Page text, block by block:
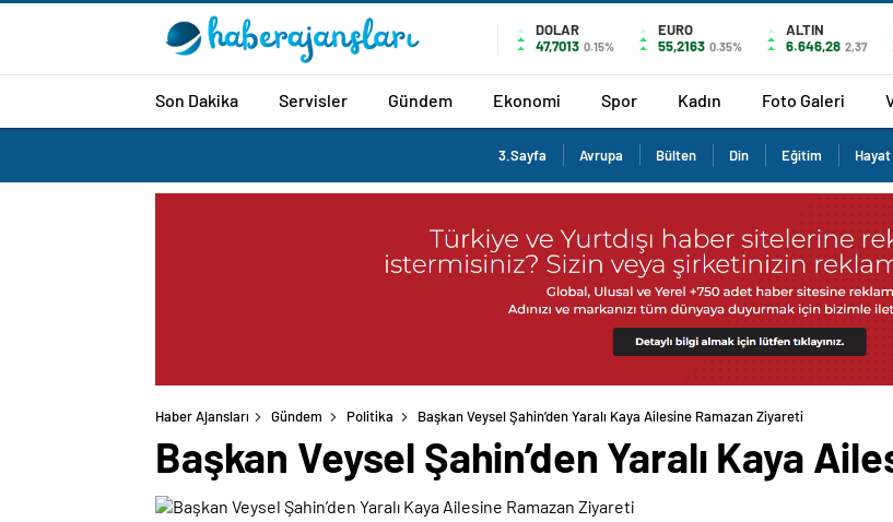
DOLAR
47,7013 0.15%
EURO
55,2163 0.35%
ALTIN
6.646,28 2,37
Son Dakika Servisler Gündem Ekonomi Spor Kadın Foto Galeri
3.Sayfa Avrupa Bülten Din Eğitim Hayat
Haber Ajansları Gündem Politika Başkan Veysel Şahin’den Yaralı Kaya Ailesine Ramazan Ziyareti
Başkan Veysel Şahin’den Yaralı Kaya